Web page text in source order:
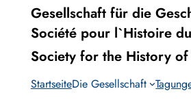
Direkt
Inhalt
wechseln
Gesellschaft für die
Société pour l`Histoire
Society for the History
StartseiteDie Gesellschaft